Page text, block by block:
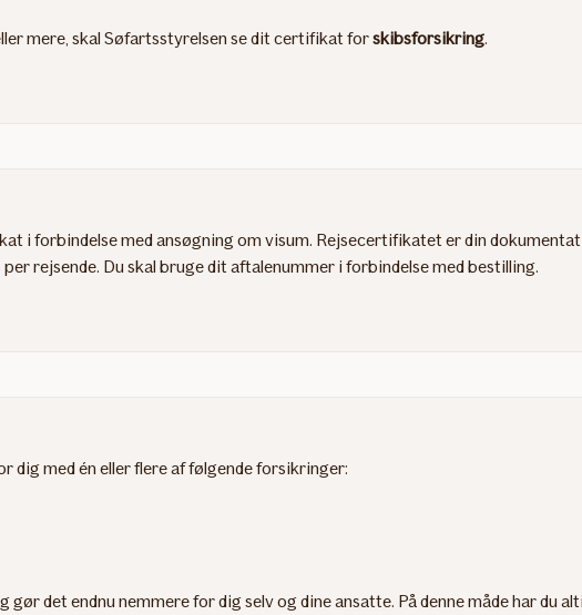
mere, skal Søfartsstyrelsen se dit certifikat forskibsforsikring.
i forbindelse med ansøgning om visum. Rejsecertifikatet er din
rejsende. Du skal bruge dit aftalenummer i forbindelse med bestilling.
dig med én eller flere af følgende forsikringer:
det endnu nemmere for dig selv og dine ansatte. På denne måde har du